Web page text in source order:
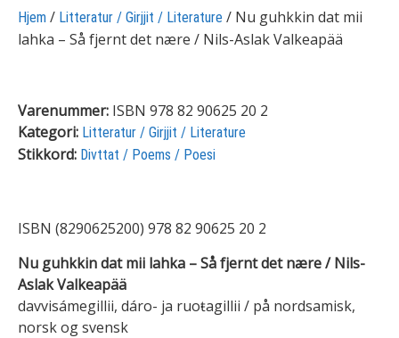
Hjem / Litteratur / Girjjit / Literature / Nu guhkkin dat mii
lahka – Så fjernt det nære / Nils-Aslak Valkeapää
Varenummer: ISBN 978 82 90625 20 2
Kategori: Litteratur / Girjjit / Literature
Stikkord: Divttat / Poems / Poesi
ISBN (8290625200) 978 82 90625 20 2
Nu guhkkin dat mii lahka – Så fjernt det nære / Nils-
Aslak Valkeapää
davvisámegillii, dáro- ja ruoŧagillii / på nordsamisk,
norsk og svensk